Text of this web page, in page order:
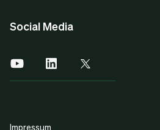
Social Media
Impressum